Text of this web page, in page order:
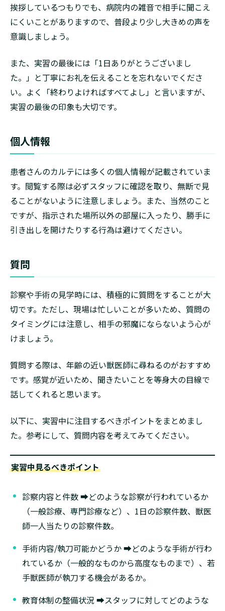
挨拶しているつもりでも、病院内の雑音で相手に聞こえ
にくいことがありますので、普段より少し大きめの声を
意識しましょう。
また、実習の最後には「1日ありがとうございまし
た。」と丁寧にお礼を伝えることを忘れないでくださ
い。よく「終わりよければすべてよし」と言いますが、
実習の最後の印象も大切です。
個人情報
患者さんのカルテには多くの個人情報が記載されていま
す。閲覧する際は必ずスタッフに確認を取り、無断で見
ることがないように注意しましょう。また、当然のこと
ですが、指示された場所以外の部屋に入ったり、勝手に
引き出しを開けたりする行為は避けてください。
質問
診察や手術の見学時には、積極的に質問をすることが大
切です。ただし、現場は忙しいことが多いため、質問の
タイミングには注意し、相手の邪魔にならないよう心が
けましょう。
質問する際は、年齢の近い獣医師に尋ねるのがおすすめ
です。感覚が近いため、聞きたいことを等身大の目線で
話してくれると思います。
以下に、実習中に注目するべきポイントをまとめまし
た。参考にして、質問内容を考えてみてください。
実習中見るべきポイント
診察内容と件数 ➡どのような診察が行われているか
（一般診療、専門診療など）、1日の診察件数、獣医
師一人当たりの診察件数。
手術内容/執刀可能かどうか ➡どのような手術が行わ
れているか（一般的なものから高度なものまで）、若
手獣医師が執刀する機会があるか。
教育体制の整備状況 ➡スタッフに対してどのような